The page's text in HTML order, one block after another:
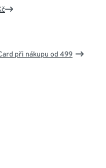
při nákupu od 499